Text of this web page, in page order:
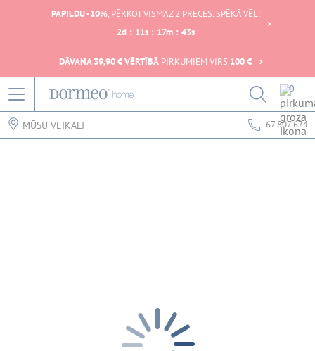
PAPILDU -10%, PĒRKOT VISMAZ 2 PRECES. SPĒKĀ VĒL:
2d : 11s : 17m : 43s
DĀVANA 39,90 € VĒRTĪBĀ PIRKUMIEM VIRS 100 €
0
MŪSU VEIKALI 67 807 674